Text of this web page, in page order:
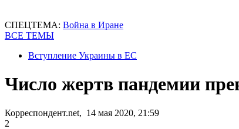
СПЕЦТЕМА: Война в Иране
ВСЕ ТЕМЫ
Вступление Украины в ЕС
Число жертв пандемии
Корреспондент.net, 14 мая 2020, 21:59
2